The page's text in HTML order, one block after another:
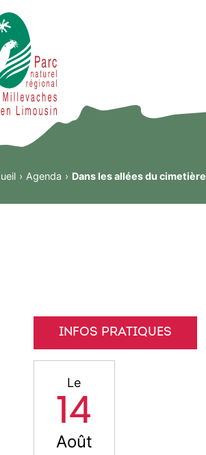
Agenda Dans les allées du cimetière
INFOS PRATIQUES
Le
14
Août